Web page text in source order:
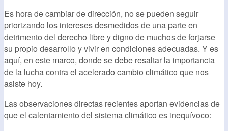
Es hora de cambiar de dirección, no se pueden seguir
priorizando los intereses desmedidos de una parte en
detrimento del derecho libre y digno de muchos de forjarse
su propio desarrollo y vivir en condiciones adecuadas. Y es
aquí, en este marco, donde se debe resaltar la importancia
de la lucha contra el acelerado cambio climático que nos
asiste hoy.
Las observaciones directas recientes aportan evidencias de
que el calentamiento del sistema climático es inequívoco: